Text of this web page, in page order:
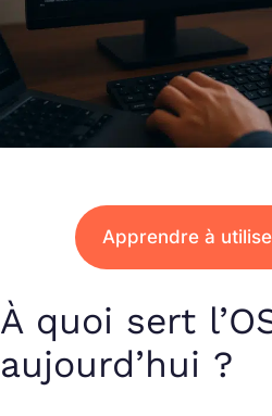
Apprendre à
À quoi sert
aujourd’hui ?